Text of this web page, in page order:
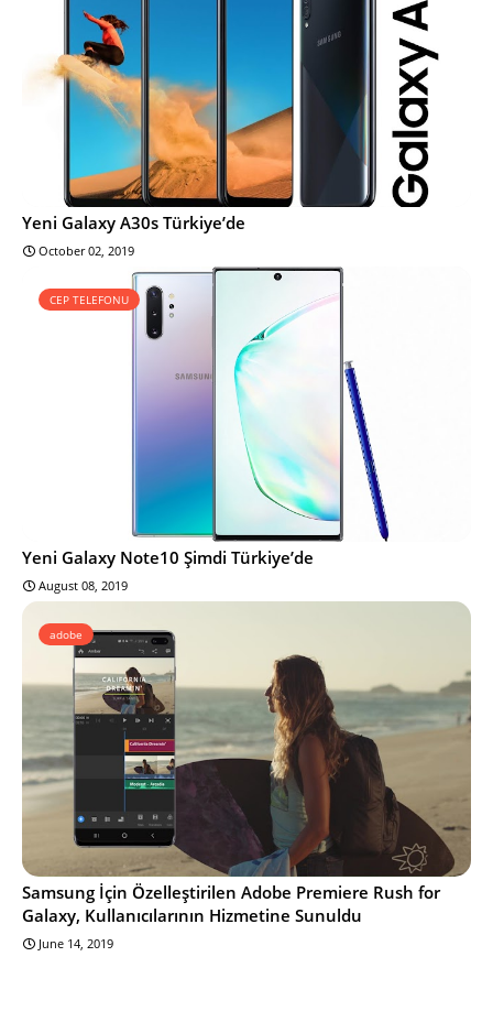
Yeni Galaxy A30s Türkiye’de
October 02, 2019
CEP TELEFONU
Yeni Galaxy Note10 Şimdi Türkiye’de
August 08, 2019
adobe
Samsung İçin Özelleştirilen Adobe Premiere Rush for
Galaxy, Kullanıcılarının Hizmetine Sunuldu
June 14, 2019